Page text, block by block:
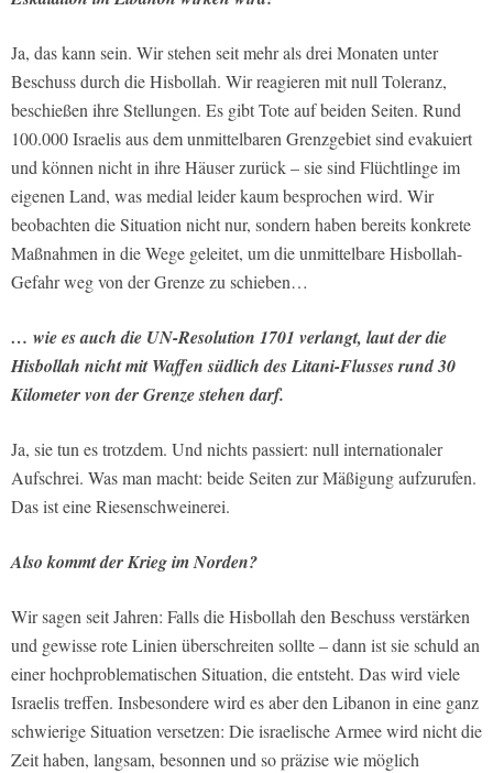
Ja, das kann sein. Wir stehen seit mehr als drei Monaten unter
Beschuss durch die Hisbollah. Wir reagieren mit null Toleranz,
beschießen ihre Stellungen. Es gibt Tote auf beiden Seiten. Rund
100.000 Israelis aus dem unmittelbaren Grenzgebiet sind evakuiert
und können nicht in ihre Häuser zurück – sie sind Flüchtlinge im
eigenen Land, was medial leider kaum besprochen wird. Wir
beobachten die Situation nicht nur, sondern haben bereits konkrete
Maßnahmen in die Wege geleitet, um die unmittelbare Hisbollah-
Gefahr weg von der Grenze zu schieben…
… wie es auch die UN-Resolution 1701 verlangt, laut der die
Hisbollah nicht mit Waffen südlich des Litani-Flusses rund 30
Kilometer von der Grenze stehen darf.
Ja, sie tun es trotzdem. Und nichts passiert: null internationaler
Aufschrei. Was man macht: beide Seiten zur Mäßigung aufzurufen.
Das ist eine Riesenschweinerei.
Also kommt der Krieg im Norden?
Wir sagen seit Jahren: Falls die Hisbollah den Beschuss verstärken
und gewisse rote Linien überschreiten sollte – dann ist sie schuld an
einer hochproblematischen Situation, die entsteht. Das wird viele
Israelis treffen. Insbesondere wird es aber den Libanon in eine ganz
schwierige Situation versetzen: Die israelische Armee wird nicht die
Zeit haben, langsam, besonnen und so präzise wie möglich